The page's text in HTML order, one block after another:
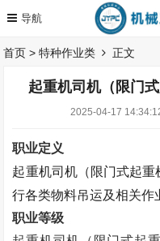
首页 >特种作业类 正文
起重机司机（限门
2025-04-17
职业定义
起重机司机（限门式起
行各类物料吊运及相关作
职业等级